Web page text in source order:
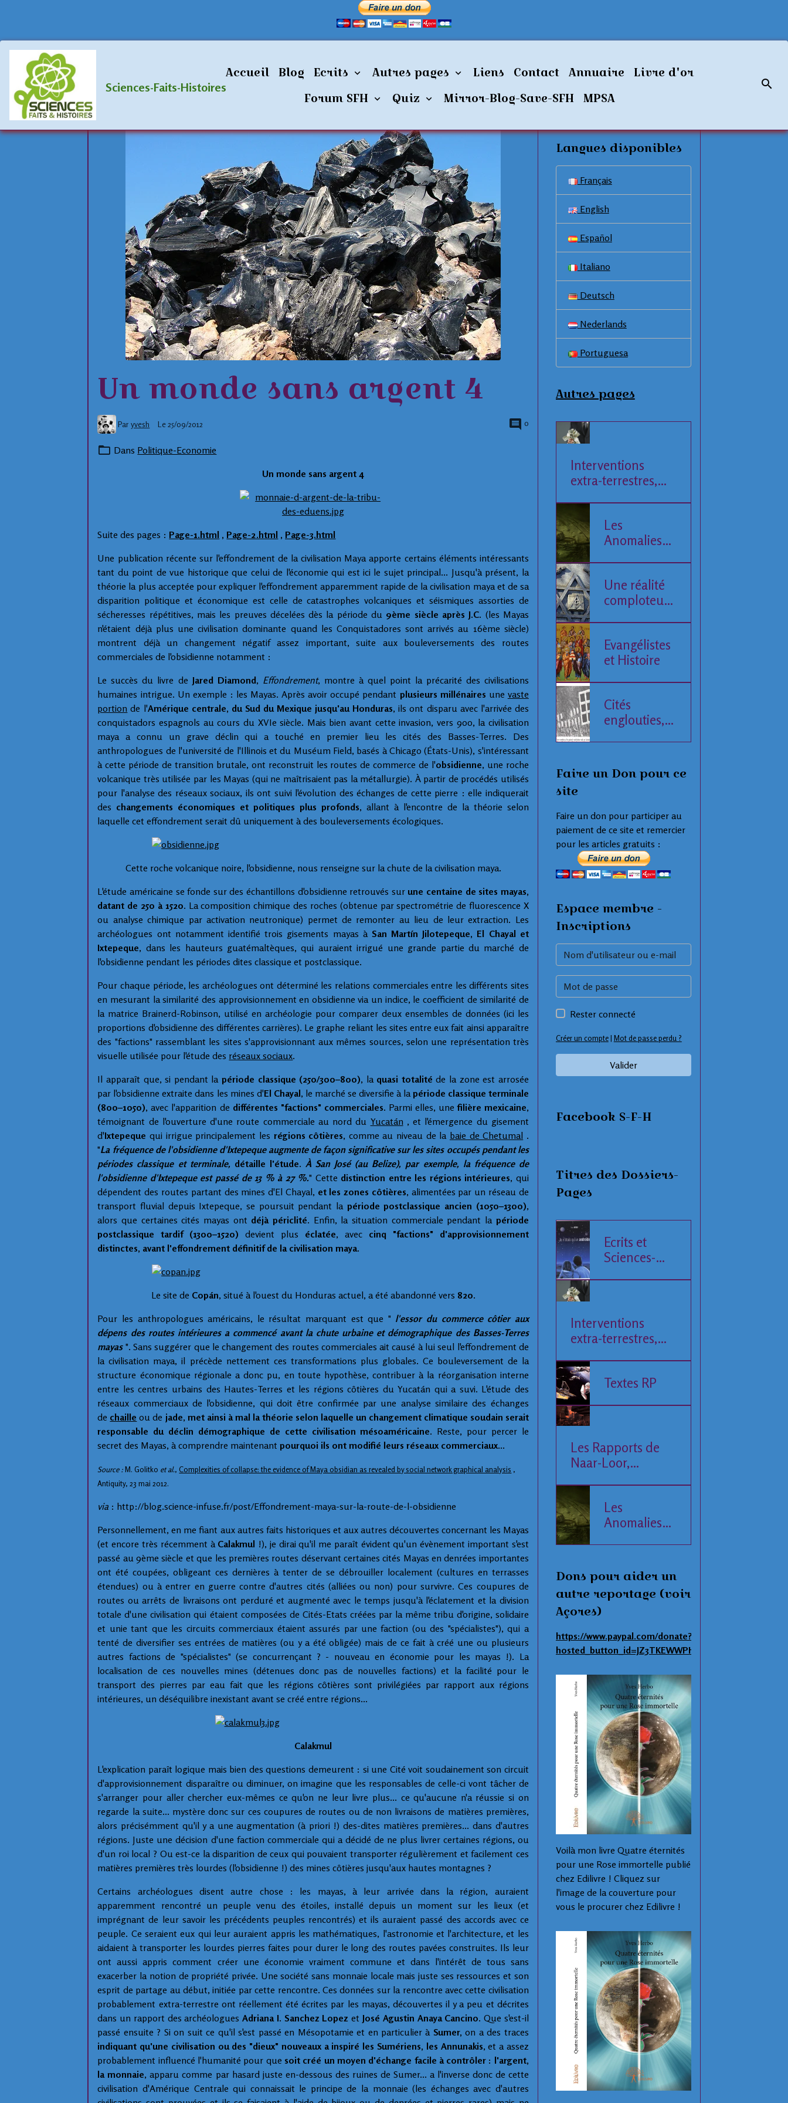
Sciences-Faits-Histoires
Accueil Blog Ecrits Autres pages Liens Contact Annuaire
Livre d'or
Forum SFH
Quiz Mirror-Blog-Save-SFH MPSA
Un monde sans argent 4
Un monde sans argent 4
Paryvesh Le 25/09/2012 0
Dans Politique-Economie
Un monde sans argent 4
Suite des pages : Page-1.html , Page-2.html , Page-3.html
Une publication récente sur l'effondrement de la civilisation Maya apporte certains éléments intéressants
tant du point de vue historique que celui de l'économie qui est ici le sujet principal... Jusqu'à présent, la
théorie la plus acceptée pour expliquer l'effondrement apparemment rapide de la civilisation maya et de sa
disparition politique et économique est celle de catastrophes volcaniques et séismiques assorties de
sécheresses répétitives, mais les preuves décelées dès la période du 9ème siècle après J.C. (les Mayas
n'étaient déjà plus une civilisation dominante quand les Conquistadores sont arrivés au 16ème siècle)
montrent déjà un changement négatif assez important, suite aux bouleversements des routes
commerciales de l'obsidienne notamment :
Le succès du livre de Jared Diamond, Effondrement, montre à quel point la précarité des civilisations
humaines intrigue. Un exemple : les Mayas. Après avoir occupé pendant plusieurs millénaires une vaste
portion de l'Amérique centrale, du Sud du Mexique jusqu'au Honduras, ils ont disparu avec l'arrivée des
conquistadors espagnols au cours du XVIe siècle. Mais bien avant cette invasion, vers 900, la civilisation
maya a connu un grave déclin qui a touché en premier lieu les cités des Basses-Terres. Des
anthropologues de l'université de l'Illinois et du Muséum Field, basés à Chicago (États-Unis), s'intéressant
à cette période de transition brutale, ont reconstruit les routes de commerce de l'obsidienne, une roche
volcanique très utilisée par les Mayas (qui ne maîtrisaient pas la métallurgie). À partir de procédés utilisés
pour l'analyse des réseaux sociaux, ils ont suivi l'évolution des échanges de cette pierre : elle indiquerait
des changements économiques et politiques plus profonds, allant à l'encontre de la théorie selon
laquelle cet effondrement serait dû uniquement à des bouleversements écologiques.
Cette roche volcanique noire, l'obsidienne, nous renseigne sur la chute de la civilisation maya.
L'étude américaine se fonde sur des échantillons d'obsidienne retrouvés sur une centaine de sites mayas,
datant de 250 à 1520. La composition chimique des roches (obtenue par spectrométrie de fluorescence X
ou analyse chimique par activation neutronique) permet de remonter au lieu de leur extraction. Les
archéologues ont notamment identifié trois gisements mayas à San Martín Jilotepeque, El Chayal et
Ixtepeque, dans les hauteurs guatémaltèques, qui auraient irrigué une grande partie du marché de
l'obsidienne pendant les périodes dites classique et postclassique.
Pour chaque période, les archéologues ont déterminé les relations commerciales entre les différents sites
en mesurant la similarité des approvisionnement en obsidienne via un indice, le coefficient de similarité de
la matrice Brainerd-Robinson, utilisé en archéologie pour comparer deux ensembles de données (ici les
proportions d'obsidienne des différentes carrières). Le graphe reliant les sites entre eux fait ainsi apparaître
des "factions" rassemblant les sites s'approvisionnant aux mêmes sources, selon une représentation très
visuelle utilisée pour l'étude des réseaux sociaux.
Il apparaît que, si pendant la période classique (250/300–800), la quasi totalité de la zone est arrosée
par l'obsidienne extraite dans les mines d'El Chayal, le marché se diversifie à lapériode classique terminale
(800–1050), avec l'apparition de différentes "factions" commerciales. Parmi elles, unefilière mexicaine,
témoignant de l'ouverture d'une route commerciale au nord du Yucatán , et l'émergence du gisement
d'Ixtepeque qui irrigue principalement les régions côtières, comme au niveau de la baie de Chetumal .
"La fréquence de l'obsidienne d'Ixtepeque augmente de façon significative sur les sites occupés pendant les
périodes classique et terminale, détaille l'étude. À San José (au Belize), par exemple, la fréquence de
l'obsidienne d'Ixtepeque est passé de 13 % à 27 %." Cette distinction entre les régions intérieures, qui
dépendent des routes partant des mines d'El Chayal, et les zones côtières, alimentées par un réseau de
transport fluvial depuis Ixtepeque, se poursuit pendant la période postclassique ancien (1050–1300),
alors que certaines cités mayas ont déjà périclité. Enfin, la situation commerciale pendant la période
postclassique tardif (1300–1520) devient plus éclatée, avec cinq "factions" d'approvisionnement
distinctes, avant l'effondrement définitif de la civilisation maya.
Le site de Copán, situé à l'ouest du Honduras actuel, a été abandonné vers 820.
Pour les anthropologues américains, le résultat marquant est que " l'essor du commerce côtier aux
dépens des routes intérieures a commencé avant la chute urbaine et démographique des Basses-Terres
mayas ". Sans suggérer que le changement des routes commerciales ait causé à lui seul l'effondrement de
la civilisation maya, il précède nettement ces transformations plus globales. Ce bouleversement de la
structure économique régionale a donc pu, en toute hypothèse, contribuer à la réorganisation interne
entre les centres urbains des Hautes-Terres et les régions côtières du Yucatán qui a suvi. L'étude des
réseaux commerciaux de l'obsidienne, qui doit être confirmée par une analyse similaire des échanges
de chaille ou de jade, met ainsi à mal la théorie selon laquelle un changement climatique soudain serait
responsable du déclin démographique de cette civilisation mésoaméricaine. Reste, pour percer le
secret des Mayas, à comprendre maintenantpourquoi ils ont modifié leurs réseaux commerciaux...
Source :M. Golitko et al., Complexities of collapse: the evidence of Maya obsidian as revealed by social network graphical analysis ,
Antiquity, 23 mai 2012.
via : http://blog.science-infuse.fr/post/Effondrement-maya-sur-la-route-de-l-obsidienne
Personnellement, en me fiant aux autres faits historiques et aux autres découvertes concernant les Mayas
(et encore très récemment à Calakmul !), je dirai qu'il me paraît évident qu'un évènement important s'est
passé au 9ème siècle et que les premières routes déservant certaines cités Mayas en denrées importantes
ont été coupées, obligeant ces dernières à tenter de se débrouiller localement (cultures en terrasses
étendues) ou à entrer en guerre contre d'autres cités (alliées ou non) pour survivre. Ces coupures de
routes ou arrêts de livraisons ont perduré et augmenté avec le temps jusqu'à l'éclatement et la division
totale d'une civilisation qui étaient composées de Cités-Etats créées par la même tribu d'origine, solidaire
et unie tant que les circuits commerciaux étaient assurés par une faction (ou des "spécialistes"), qui a
tenté de diversifier ses entrées de matières (ou y a été obligée) mais de ce fait à créé une ou plusieurs
autres factions de "spécialistes" (se concurrençant ? - nouveau en économie pour les mayas !). La
localisation de ces nouvelles mines (détenues donc pas de nouvelles factions) et la facilité pour le
transport des pierres par eau fait que les régions côtières sont privilégiées par rapport aux régions
intérieures, un déséquilibre inexistant avant se créé entre régions...
Calakmul
L'explication paraît logique mais bien des questions demeurent : si une Cité voit soudainement son circuit
d'approvisionnement disparaître ou diminuer, on imagine que les responsables de celle-ci vont tâcher de
s'arranger pour aller chercher eux-mêmes ce qu'on ne leur livre plus... ce qu'aucune n'a réussie si on
regarde la suite... mystère donc sur ces coupures de routes ou de non livraisons de matières premières,
alors précisémment qu'il y a une augmentation (à priori !) des-dites matières premières... dans d'autres
régions. Juste une décision d'une faction commerciale qui a décidé de ne plus livrer certaines régions, ou
d'un roi local ? Ou est-ce la disparition de ceux qui pouvaient transporter régulièrement et facilement ces
matières premières très lourdes (l'obsidienne !) des mines côtières jusqu'aux hautes montagnes ?
Certains archéologues disent autre chose : les mayas, à leur arrivée dans la région, auraient
apparemment rencontré un peuple venu des étoiles, installé depuis un moment sur les lieux (et
imprégnant de leur savoir les précédents peuples rencontrés) et ils auraient passé des accords avec ce
peuple. Ce seraient eux qui leur auraient appris les mathématiques, l'astronomie et l'architecture, et les
aidaient à transporter les lourdes pierres faites pour durer le long des routes pavées construites. Ils leur
ont aussi appris comment créer une économie vraiment commune et dans l'intérêt de tous sans
exacerber la notion de propriété privée. Une société sans monnaie locale mais juste ses ressources et son
esprit de partage au début, initiée par cette rencontre. Ces données sur la rencontre avec cette civilisation
probablement extra-terrestre ont réellement été écrites par les mayas, découvertes il y a peu et décrites
dans un rapport des archéologuesAdriana I. Sanchez Lopez et José Agustin Anaya Cancino. Que s'est-il
passé ensuite ? Si on suit ce qu'il s'est passé en Mésopotamie et en particulier à Sumer, on a des traces
indiquant qu'une civilisation ou des "dieux" nouveaux a inspiré les Sumériens, les Annunakis, et a assez
probablement influencé l'humanité pour que soit créé un moyen d'échange facile à contrôler : l'argent,
la monnaie, apparu comme par hasard juste en-dessous des ruines de Sumer... a l'inverse donc de cette
civilisation d'Amérique Centrale qui connaissait le principe de la monnaie (les échanges avec d'autres
Langues disponibles
Français
English
Español
Italiano
Deutsch
Nederlands
Portuguesa
Autres pages
Interventions
extra-terrestres,
Les
Anomalies
Une réalité
comploteuse
Evangélistes
et Histoire
Cités
englouties,
Faire un Don pour ce
site
Faire un don pour participer au
paiement de ce site et remercier
pour les articles gratuits :
Espace membre -
Inscriptions
Rester connecté
Créer un compte| Mot de passe perdu ?
Valider
Facebook S-F-H
Titres des Dossiers-
Pages
Ecrits et
Sciences-
Interventions
extra-terrestres,
Economie
Textes RP
Les Rapports de
Naar-Loor,
Les
Anomalies
Dons pour aider un
autre reportage (voir
Açores)
https://www.paypal.com/donate?
hosted_button_id=JZ3TKEWWPHNAS
Voilà mon livre Quatre éternités
pour une Rose immortelle publié
chez Edilivre ! Cliquez sur
l'image de la couverture pour
vous le procurer chez Edilivre !